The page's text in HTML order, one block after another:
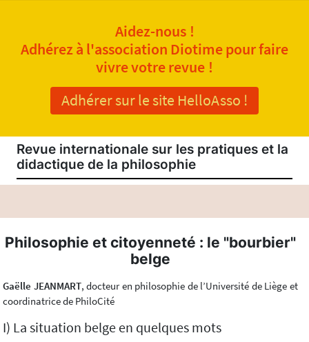
Aidez-nous !
Adhérez à l'association Diotime pour faire
vivre votre revue !
Adhérer sur le site HelloAsso !
Revue internationale sur les pratiques et la
didactique de la philosophie
Philosophie et citoyenneté : le "bourbier"
belge
Gaëlle JEANMART, docteur en philosophie de l’Université de Liège et
coordinatrice de PhiloCité
I) La situation belge en quelques mots